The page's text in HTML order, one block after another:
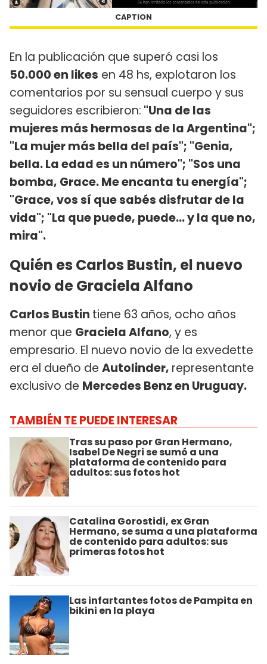
CAPTION
En la publicación que superó casi los
50.000 en likes en 48 hs, explotaron los
comentarios por su sensual cuerpo y sus
seguidores escribieron: "Una de las
mujeres más hermosas de la Argentina";
"La mujer más bella del país"; "Genia,
bella. La edad es un número"; "Sos una
bomba, Grace. Me encanta tu energía";
"Grace, vos sí que sabés disfrutar de la
vida"; "La que puede, puede... y la que no,
mira".
Quién es Carlos Bustin, el nuevo
novio de Graciela Alfano
Carlos Bustin tiene 63 años, ocho años
menor que Graciela Alfano, y es
empresario. El nuevo novio de la exvedette
era el dueño de Autolinder, representante
exclusivo de Mercedes Benz en Uruguay.
TAMBIÉN TE PUEDE INTERESAR
Tras su paso por Gran Hermano,
Isabel De Negri se sumó a una
plataforma de contenido para
adultos: sus fotos hot
Catalina Gorostidi, ex Gran
Hermano, se suma a una plataforma
de contenido para adultos: sus
primeras fotos hot
Las infartantes fotos de Pampita en
bikini en la playa